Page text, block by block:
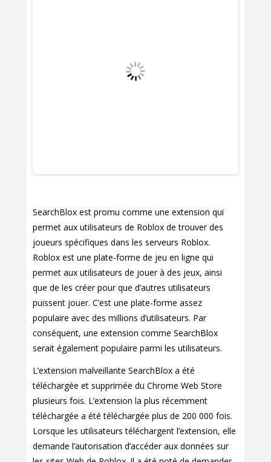
SearchBlox est promu comme une extension qui
permet aux utilisateurs de Roblox de trouver des
joueurs spécifiques dans les serveurs Roblox.
Roblox est une plate-forme de jeu en ligne qui
permet aux utilisateurs de jouer à des jeux, ainsi
que de les créer pour que d’autres utilisateurs
puissent jouer. C’est une plate-forme assez
populaire avec des millions d’utilisateurs. Par
conséquent, une extension comme SearchBlox
serait également populaire parmi les utilisateurs.
L’extension malveillante SearchBlox a été
téléchargée et supprimée du Chrome Web Store
plusieurs fois. L’extension la plus récemment
téléchargée a été téléchargée plus de 200 000 fois.
Lorsque les utilisateurs téléchargent l’extension, elle
demande l’autorisation d’accéder aux données sur